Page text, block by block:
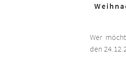
Wer
den